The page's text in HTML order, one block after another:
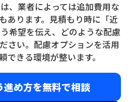
、業者によっては追加費用な
あります。見積もり時に「近
希望を伝え、どのような配慮
さい。配慮オプションを活用
できる環境が整います。
進め方を無料で相談